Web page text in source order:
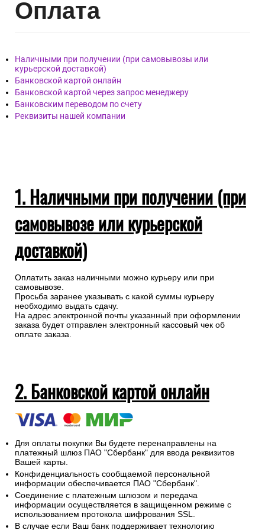
Оплата
Наличными при получении (при самовывозы или
курьерской доставкой)
Банковской картой онлайн
Банковской картой через запрос менеджеру
Банковским переводом по счету
Реквизиты нашей компании
1. Наличными при получении (при
самовывозе или курьерской
доставкой)
Оплатить заказ наличными можно курьеру или при
самовывозе.
Просьба заранее указывать с какой суммы курьеру
необходимо выдать сдачу.
На адрес электронной почты указанный при оформлении
заказа будет отправлен электронный кассовый чек об
оплате заказа.
2. Банковской картой онлайн
Для оплаты покупки Вы будете перенаправлены на
платежный шлюз ПАО "Сбербанк" для ввода реквизитов
Вашей карты.
Конфиденциальность сообщаемой персональной
информации обеспечивается ПАО "Сбербанк".
Соединение с платежным шлюзом и передача
информации осуществляется в защищенном режиме с
использованием протокола шифрования SSL.
В случае если Ваш банк поддерживает технологию